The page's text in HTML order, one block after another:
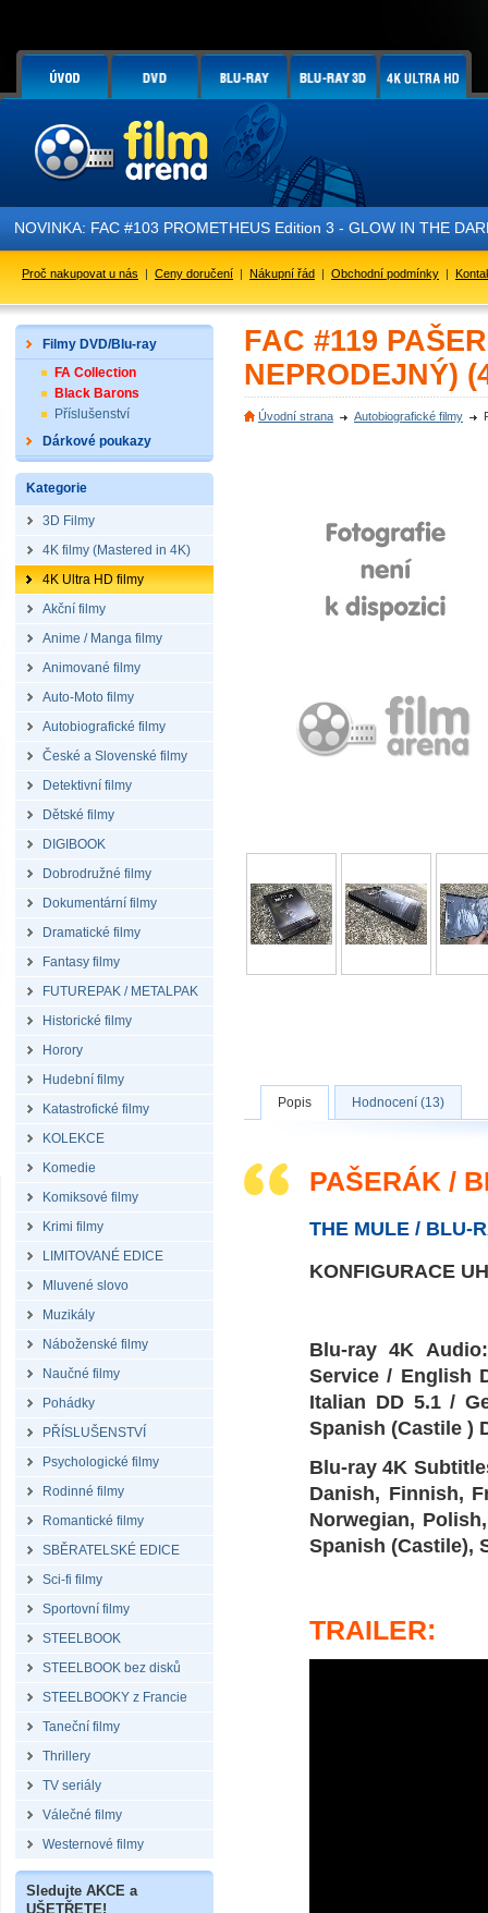
NOVINKA: FAC #103 PROMETHEUS Edition 3 - GLOW IN THE
Proč nakupovat u nás | Ceny doručení | Nákupní řád | Obchodní podmínky |
Filmy DVD/Blu-ray
FA Collection
Black Barons
Příslušenství
Dárkové poukazy
Kategorie
3D Filmy
4K filmy (Mastered in 4K)
4K Ultra HD filmy
Akční filmy
Anime / Manga filmy
Animované filmy
Auto-Moto filmy
Autobiografické filmy
České a Slovenské filmy
Detektivní filmy
Dětské filmy
DIGIBOOK
Dobrodružné filmy
Dokumentární filmy
Dramatické filmy
Fantasy filmy
FUTUREPAK / METALPAK
Historické filmy
Horory
Hudební filmy
Katastrofické filmy
KOLEKCE
Komedie
Komiksové filmy
Krimi filmy
LIMITOVANÉ EDICE
Mluvené slovo
Muzikály
Náboženské filmy
Naučné filmy
Pohádky
PŘÍSLUŠENSTVÍ
Psychologické filmy
Rodinné filmy
Romantické filmy
SBĚRATELSKÉ EDICE
Sci-fi filmy
Sportovní filmy
STEELBOOK
STEELBOOK bez disků
STEELBOOKY z Francie
Taneční filmy
Thrillery
TV seriály
Válečné filmy
Westernové filmy
Sledujte AKCE a
UŠETŘETE!
FAC #119
NEPRODEJNÝ)
Úvodní strana Autobiografické filmy
Popis Hodnocení (13)
PAŠERÁK /
THE MULE / BLU-
KONFIGURACE
Blu-ray 4K
Service / English
Italian DD 5.1 /
Spanish (Castile )
Blu-ray 4K
Danish, Finnish,
Norwegian,
Spanish (Castile),
TRAILER: